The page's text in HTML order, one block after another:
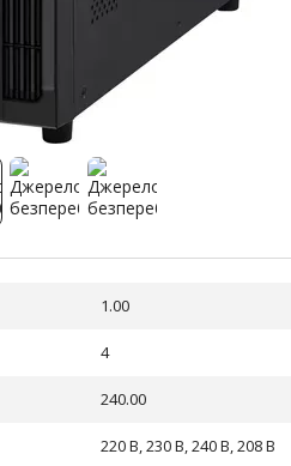
1.00
4
240.00
220 В, 230 В, 240 В, 208 В